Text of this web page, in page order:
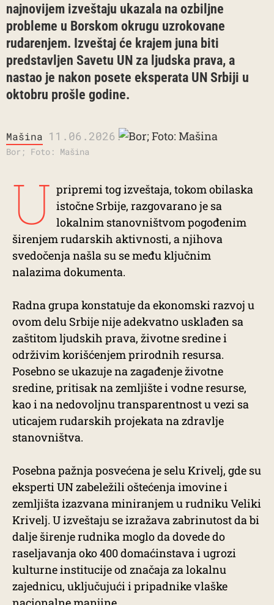
najnovijem izveštaju ukazala na ozbiljne
probleme u Borskom okrugu uzrokovane
rudarenjem. Izveštaj će krajem juna biti
predstavljen Savetu UN za ljudska prava, a
nastao je nakon posete eksperata UN Srbiji u
oktobru prošle godine.
Mašina 11.06.2026.
Bor; Foto: Mašina
U pripremi tog izveštaja, tokom obilaska
istočne Srbije, razgovarano je sa
lokalnim stanovništvom pogođenim
širenjem rudarskih aktivnosti, a njihova
svedočenja našla su se među ključnim
nalazima dokumenta.
Radna grupa konstatuje da ekonomski razvoj u
ovom delu Srbije nije adekvatno usklađen sa
zaštitom ljudskih prava, životne sredine i
održivim korišćenjem prirodnih resursa.
Posebno se ukazuje na zagađenje životne
sredine, pritisak na zemljište i vodne resurse,
kao i na nedovoljnu transparentnost u vezi sa
uticajem rudarskih projekata na zdravlje
stanovništva.
Posebna pažnja posvećena je selu Krivelj, gde su
eksperti UN zabeležili oštećenja imovine i
zemljišta izazvana miniranjem u rudniku Veliki
Krivelj. U izveštaju se izražava zabrinutost da bi
dalje širenje rudnika moglo da dovede do
raseljavanja oko 400 domaćinstava i ugrozi
kulturne institucije od značaja za lokalnu
zajednicu, uključujući i pripadnike vlaške